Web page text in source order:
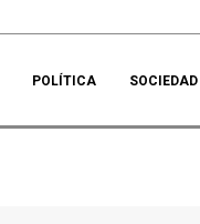
POLÍTICA SOCIEDAD